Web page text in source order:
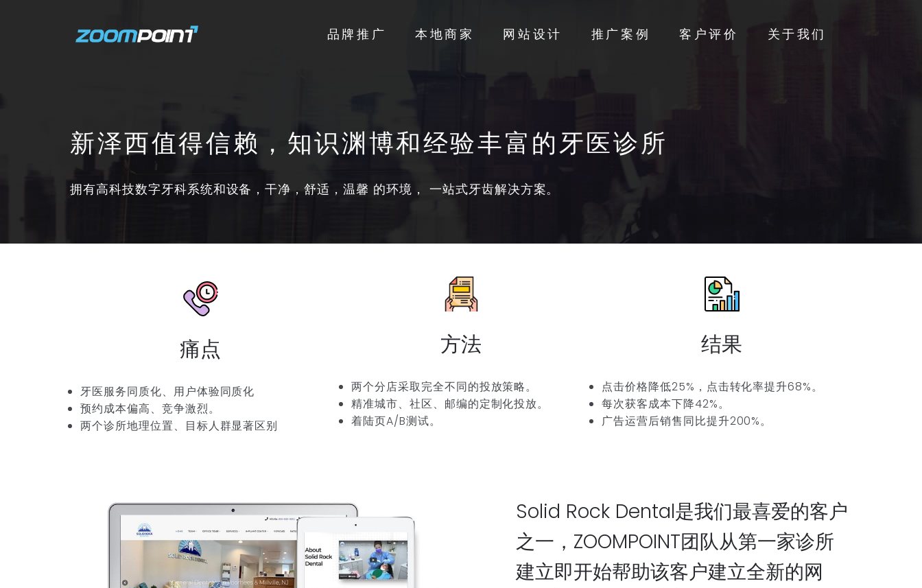
品牌推广 本地商家 网站设计 推广案例 客户评价 关于我们
新泽西值得信赖，知识渊博和经验丰富的牙医诊所
拥有高科技数字牙科系统和设备，干净，舒适，温馨 的环境， 一站式牙齿解决方案。
痛点
牙医服务同质化、用户体验同质化
预约成本偏高、竞争激烈。
两个诊所地理位置、目标人群显著区别
方法
两个分店采取完全不同的投放策略。
精准城市、社区、邮编的定制化投放。
着陆页A/B测试。
结果
点击价格降低25%，点击转化率提升68%。
每次获客成本下降42%。
广告运营后销售同比提升200%。
Solid Rock Dental是我们最喜爱的客户
之一，ZOOMPOINT团队从第一家诊所
建立即开始帮助该客户建立全新的网